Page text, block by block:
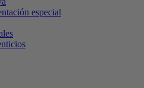
especial